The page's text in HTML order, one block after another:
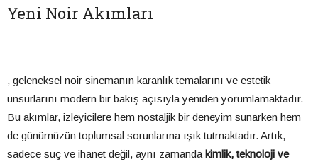
Yeni Noir Akımları
, geleneksel noir sinemanın karanlık temalarını ve estetik
unsurlarını modern bir bakış açısıyla yeniden yorumlamaktadır.
Bu akımlar, izleyicilere hem nostaljik bir deneyim sunarken hem
de günümüzün toplumsal sorunlarına ışık tutmaktadır. Artık,
sadece suç ve ihanet değil, aynı zamanda kimlik, teknoloji ve